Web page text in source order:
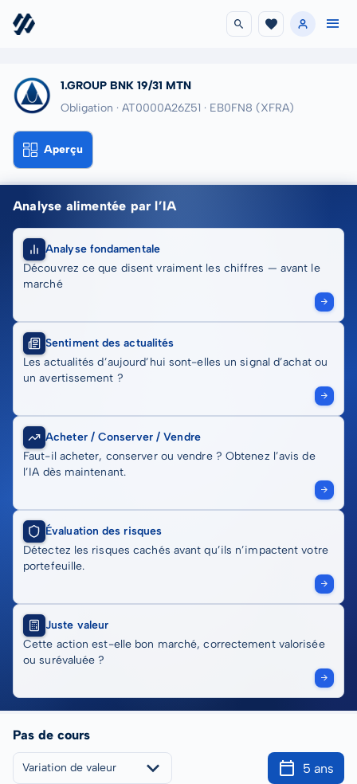
1.GROUP BNK 19/31 MTN
Obligation · AT0000A26Z51 · EB0FN8 (XFRA)
Aperçu
Analyse alimentée par l’IA
Analyse fondamentale
Découvrez ce que disent vraiment les chiffres — avant le
marché
Sentiment des actualités
Les actualités d’aujourd’hui sont-elles un signal d’achat ou
un avertissement ?
Acheter / Conserver / Vendre
Faut-il acheter, conserver ou vendre ? Obtenez l’avis de
l’IA dès maintenant.
Évaluation des risques
Détectez les risques cachés avant qu’ils n’impactent votre
portefeuille.
Juste valeur
Cette action est-elle bon marché, correctement valorisée
ou surévaluée ?
Pas de cours
Variation de valeur 5 ans